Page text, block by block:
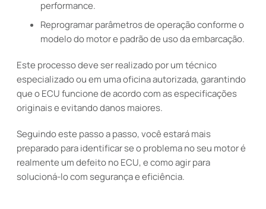
performance.
Reprogramar parâmetros de operação conforme o
modelo do motor e padrão de uso da embarcação.
Este processo deve ser realizado por um técnico
especializado ou em uma oficina autorizada, garantindo
que o ECU funcione de acordo com as especificações
originais e evitando danos maiores.
Seguindo este passo a passo, você estará mais
preparado para identificar se o problema no seu motor é
realmente um defeito no ECU, e como agir para
solucioná-lo com segurança e eficiência.